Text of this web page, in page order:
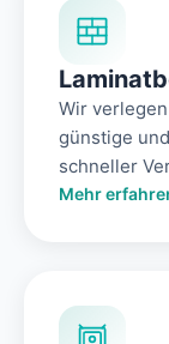
Wir verlegen
günstige
schneller
Mehr